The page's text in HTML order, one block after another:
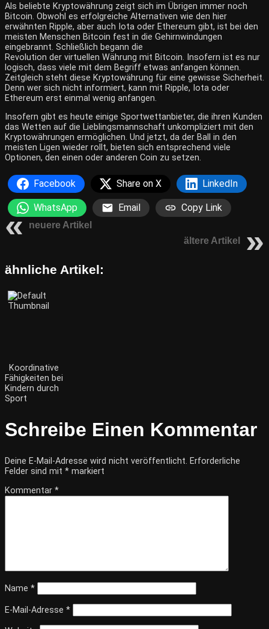
Als beliebte Kryptowährung zeigt sich im Übrigen immer noch
Bitcoin. Obwohl es erfolgreiche Alternativen wie den hier
erwähnten Ripple, aber auch Iota oder Ethereum gibt, ist bei den
meisten Menschen Bitcoin fest in die Gehirnwindungen
eingebrannt. Schließlich begann die
Revolution der virtuellen Währung mit Bitcoin. Insofern ist es nur
logisch, dass viele mit dem Begriff etwas anfangen können.
Zeitgleich steht diese Kryptowährung für eine gewisse Sicherheit.
Denn wer sich nicht informiert, kann mit Ripple, Iota oder
Ethereum erst einmal wenig anfangen.
Insofern gibt es heute einige Sportwettanbieter, die ihren Kunden
das Wetten auf die Lieblingsmannschaft unkompliziert mit den
Kryptowährungen ermöglichen. Und jetzt, da der Ball in den
meisten Ligen wieder rollt, bieten sich entsprechend viele
Optionen, den einen oder anderen Coin zu setzen.
Facebook Share on X LinkedIn
WhatsApp Email Copy Link
neuere Artikel
ältere Artikel
ähnliche Artikel:
Koordinative
Fähigkeiten bei
Kindern durch
Sport
Schreibe Einen Kommentar
Deine E-Mail-Adresse wird nicht veröffentlicht. Erforderliche
Felder sind mit * markiert
Kommentar *
Name *
E-Mail-Adresse *